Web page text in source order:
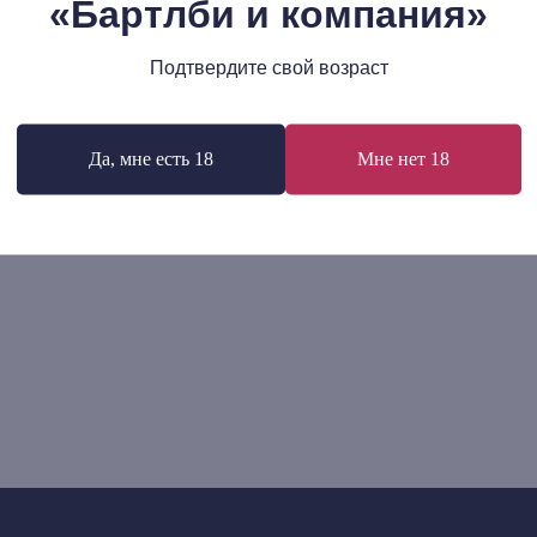
«Бартлби и компания»
Подтвердите свой возраст
Да, мне есть 18 Мне нет 18
1 995 р.
В корзину